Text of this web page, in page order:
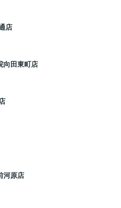
店
向田東町店
河原店